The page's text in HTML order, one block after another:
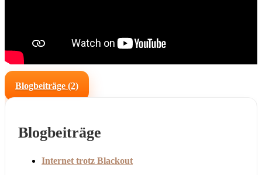
Blogbeiträge (2)
Blogbeiträge
Internet trotz Blackout